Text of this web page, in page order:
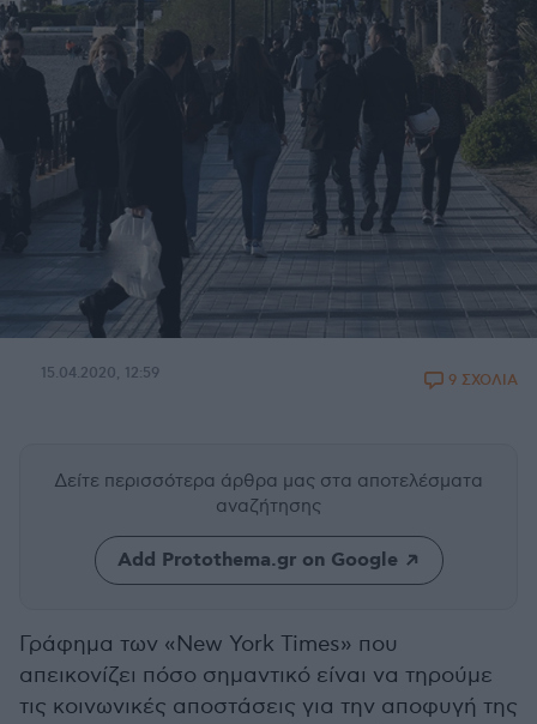
15.04.2020, 12:59 9 ΣΧΟΛΙΑ
Δείτε περισσότερα άρθρα μας στα αποτελέσματα
αναζήτησης
Add Protothema.gr on Google
Γράφημα των «New York Times» που
απεικονίζει πόσο σημαντικό είναι να τηρούμε
τις κοινωνικές αποστάσεις για την αποφυγή της